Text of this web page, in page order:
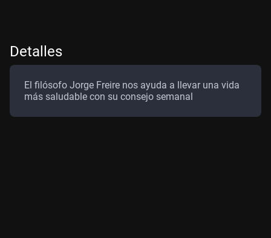
Detalles
El filósofo Jorge Freire nos ayuda a llevar una vida
más saludable con su consejo semanal